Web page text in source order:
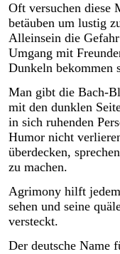
Oft versuchen diese
betäuben um lustig
Alleinsein die Gefahr
Umgang mit
Dunkeln bekommen
Man gibt die Bach-
mit den dunklen
in sich ruhenden
Humor nicht
überdecken,
zu machen.
Agrimony hilft
sehen und seine
versteckt.
Der deutsche Name